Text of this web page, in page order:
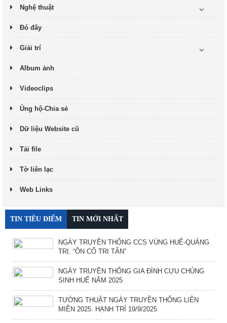
Nghệ thuật
Đó đây
Giải trí
Album ảnh
Videoclips
Ủng hộ-Chia sẻ
Dữ liệu Website cũ
Tải file
Tờ liên lạc
Web Links
TIN TIÊU ĐIỂM TIN MỚI NHẤT
NGÀY TRUYỀN THỐNG CCS VÙNG HUẾ-QUẢNG
TRỊ. “ÔN CỐ TRI TÂN”
NGÀY TRUYỀN THỐNG GIA ĐÌNH CỰU CHỦNG
SINH HUẾ NĂM 2025
TƯỜNG THUẬT NGÀY TRUYỀN THỐNG LIÊN
MIỀN 2025. HẠNH TRÍ 19/9/2025